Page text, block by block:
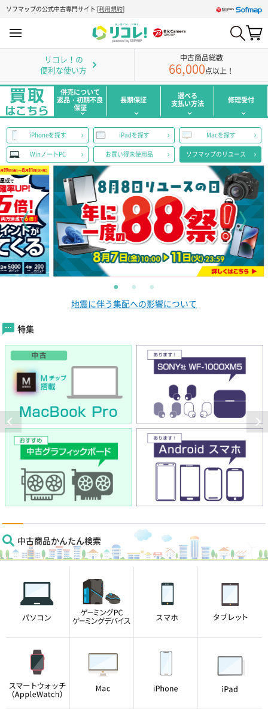
ソフマップの公式中古専門サイト [利用規約]
リコレ！の
便利な使い方
中古商品総数
66,000点以上！
併売について
返品・初期不良
保証
長期保証 選べる
支払い方法 修理受付
iPhoneを探す iPadを探す Macを探す
WinノートPC お買い得未使用品 ソフマップのリユース
地震に伴う集配への影響について
特集
中古商品かんたん検索